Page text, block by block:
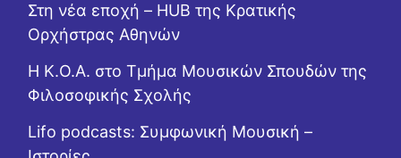
Στη νέα εποχή – HUB της Κρατικής
Ορχήστρας Αθηνών
Η Κ.Ο.Α. στο Τμήμα Μουσικών Σπουδών της
Φιλοσοφικής Σχολής
Lifo podcasts: Συμφωνική Μουσική –